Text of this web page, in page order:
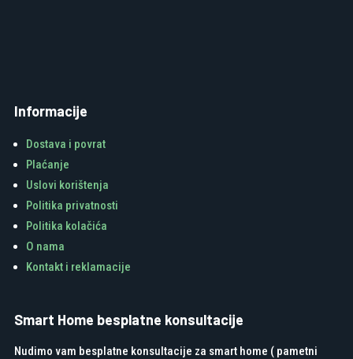
Informacije
Dostava i povrat
Plaćanje
Uslovi korištenja
Politika privatnosti
Politika kolačića
O nama
Kontakt i reklamacije
Smart Home besplatne konsultacije
Nudimo vam besplatne konsultacije za smart home ( pametni